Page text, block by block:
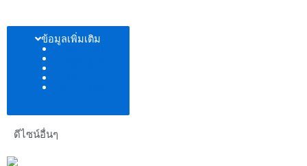
ข้อมูลเพิ่มเติม
ตัวอย่างโทนสี
ดีไซน์อื่นๆ